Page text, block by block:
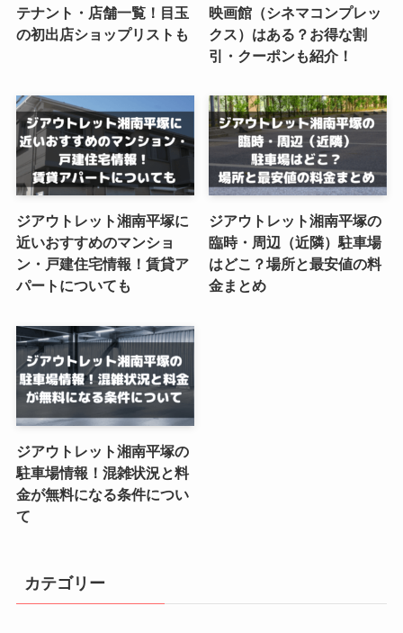
テナント・店舗一覧！目玉
の初出店ショップリストも
映画館（シネマコンプレッ
クス）はある？お得な割
引・クーポンも紹介！
ジアウトレット湘南平塚に
近いおすすめのマンショ
ン・戸建住宅情報！賃貸ア
パートについても
ジアウトレット湘南平塚の
臨時・周辺（近隣）駐車場
はどこ？場所と最安値の料
金まとめ
ジアウトレット湘南平塚の
駐車場情報！混雑状況と料
金が無料になる条件につい
て
カテゴリー